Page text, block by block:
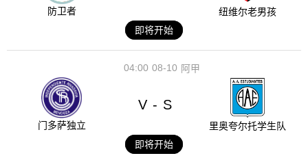
防卫者
纽维尔老男孩
即将开始
08-10
04:00 阿甲
门多萨独立
V - S
里奥夸尔托学生队
即将开始